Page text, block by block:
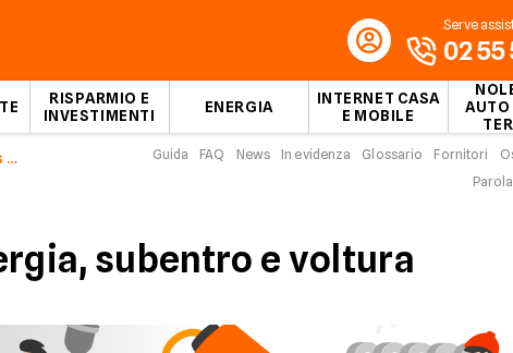
RISPARMIO E
INVESTIMENTI
ENERGIA
INTERNET CASA
E MOBILE
AUTO
Serve
02 55
Disdetta Magis Energia, subentro e voltura Guida FAQ News In evidenza Glossario Fornitori
subentro e voltura